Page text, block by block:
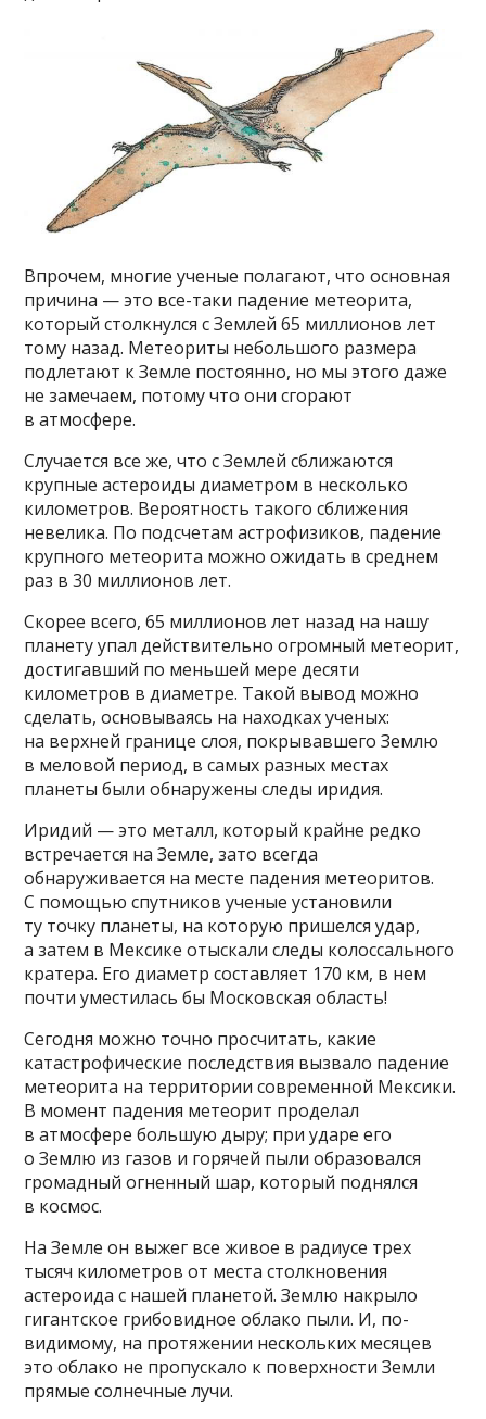
Впрочем, многие ученые полагают, что основная
причина — это все-таки падение метеорита,
который столкнулся с Землей 65 миллионов лет
тому назад. Метеориты небольшого размера
подлетают к Земле постоянно, но мы этого даже
не замечаем, потому что они сгорают
в атмосфере.
Случается все же, что с Землей сближаются
крупные астероиды диаметром в несколько
километров. Вероятность такого сближения
невелика. По подсчетам астрофизиков, падение
крупного метеорита можно ожидать в среднем
раз в 30 миллионов лет.
Скорее всего, 65 миллионов лет назад на нашу
планету упал действительно огромный метеорит,
достигавший по меньшей мере десяти
километров в диаметре. Такой вывод можно
сделать, основываясь на находках ученых:
на верхней границе слоя, покрывавшего Землю
в меловой период, в самых разных местах
планеты были обнаружены следы иридия.
Иридий — это металл, который крайне редко
встречается на Земле, зато всегда
обнаруживается на месте падения метеоритов.
С помощью спутников ученые установили
ту точку планеты, на которую пришелся удар,
а затем в Мексике отыскали следы колоссального
кратера. Его диаметр составляет 170 км, в нем
почти уместилась бы Московская область!
Сегодня можно точно просчитать, какие
катастрофические последствия вызвало падение
метеорита на территории современной Мексики.
В момент падения метеорит проделал
в атмосфере большую дыру; при ударе его
о Землю из газов и горячей пыли образовался
громадный огненный шар, который поднялся
в космос.
На Земле он выжег все живое в радиусе трех
тысяч километров от места столкновения
астероида с нашей планетой. Землю накрыло
гигантское грибовидное облако пыли. И, по-
видимому, на протяжении нескольких месяцев
это облако не пропускало к поверхности Земли
прямые солнечные лучи.